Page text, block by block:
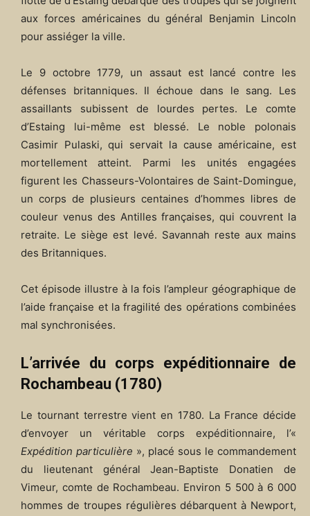
aux forces américaines du général Benjamin Lincoln
pour assiéger la ville.
Le 9 octobre 1779, un assaut est lancé contre les
défenses britanniques. Il échoue dans le sang. Les
assaillants subissent de lourdes pertes. Le comte
d’Estaing lui-même est blessé. Le noble polonais
Casimir Pulaski, qui servait la cause américaine, est
mortellement atteint. Parmi les unités engagées
figurent les Chasseurs-Volontaires de Saint-Domingue,
un corps de plusieurs centaines d’hommes libres de
couleur venus des Antilles françaises, qui couvrent la
retraite. Le siège est levé. Savannah reste aux mains
des Britanniques.
Cet épisode illustre à la fois l’ampleur géographique de
l’aide française et la fragilité des opérations combinées
mal synchronisées.
L’arrivée du corps expéditionnaire de
Rochambeau (1780)
Le tournant terrestre vient en 1780. La France décide
d’envoyer un véritable corps expéditionnaire, l’«
Expédition particulière », placé sous le commandement
du lieutenant général Jean-Baptiste Donatien de
Vimeur, comte de Rochambeau. Environ 5 500 à 6 000
hommes de troupes régulières débarquent à Newport,